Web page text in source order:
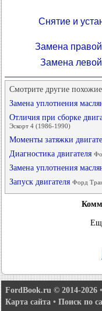
Снятие и
Замена правой
Замена левой
Смотрите другие
Замена уплотнения
Отличия при сборке
Эскорт 4 (1986-1990)
Моменты затяжки
Диагностика двигателя
Замена уплотнения
Запуск двигателя Форд
FordBook.ru © 2014-2026 •
Карта сайта • Поиск по